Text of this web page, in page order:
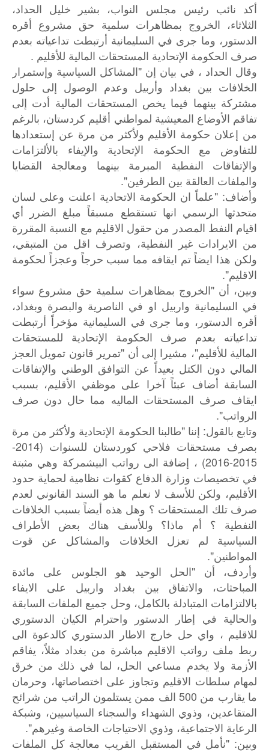
أكد نائب رئيس مجلس النواب، بشير خليل الحداد،
الثلاثاء، الخروج بمظاهرات سلمية حق مشروع أقره
الدستور، وما جرى في السليمانية أرتبطت تداعياته بعدم
صرف الحكومة الإتحادية المستحقات المالية للأقليم .
وقال الحداد ، في بيان إن "المشاكل السياسية وإستمرار
الخلافات بين بغداد وأربيل وعدم الوصول إلى حلول
مشتركة بينهما فيما يخص المستحقات المالية أدت إلى
تفاقم الأوضاع المعيشية لمواطني أقليم كردستان، بالرغم
من إعلان حكومة الأقليم ولأكثر من مرة عن إستعدادها
للتفاوض مع الحكومة الإتحادية والإيفاء بالألتزامات
والإتفاقات النفطية المبرمة بينهما ومعالجة القضايا
والملفات العالقة بين الطرفين".
وأضاف: "علماً ان الحكومة الاتحادية اعلنت وعلى لسان
متحدثها الرسمي انها تستقطع مسبقاً مبلغ الضرر أي
اقيام النفط المصدر من حقول الاقليم مع النسبة المقررة
من الايرادات غير النفطية، وتصرف اقل من المتبقي،
ولكن هذا ايضاً تم ايقافه مما سبب حرجاً وعجزاً لحكومة
الاقليم".
وبين، أن "الخروج بمظاهرات سلمية حق مشروع سواء
في السليمانية واربيل او في الناصرية والبصرة وبغداد،
أقره الدستور، وما جرى في السليمانية مؤخراً أرتبطت
تداعياته بعدم صرف الحكومة الإتحادية للمستحقات
المالية للأقليم"، مشيرا إلى أن "تمرير قانون تمويل العجز
المالي دون الكتل بعيداً عن التوافق الوطني والإتفاقات
السابقة أضاف عبئاً آخرا على موظفي الأقليم، بسبب
ايقاف صرف المستحقات الماليه مما حال دون صرف
الرواتب".
وتابع بالقول: إننا "طالبنا الحكومة الإتحادية ولأكثر من مرة
بصرف مستحقات فلاحي كوردستان للسنوات (2014-
2015-2016) ، إضافة الى رواتب البيشمركة وهي مثبتة
في تخصيصات وزارة الدفاع كقوات نظامية لحماية حدود
الأقليم، ولكن للأسف لا نعلم ما هو السند القانوني لعدم
صرف تلك المستحقات ؟ وهل هذه أيضاً بسبب الخلافات
النفطية ؟ أم ماذا؟ وللأسف هناك بعض الأطراف
السياسية لم تعزل الخلافات والمشاكل عن قوت
المواطنين".
وأردف، أن "الحل الوحيد هو الجلوس على مائدة
المباحثات، والاتفاق بين بغداد واربيل على الايفاء
بالالتزامات المتبادلة بالكامل، وحل جميع الملفات السابقة
والحالية في إطار الدستور واحترام الكيان الدستوري
للاقليم ، واي حل خارج الاطار الدستوري كالدعوة الى
ربط ملف رواتب الاقليم مباشرة من بغداد مثلاً، يفاقم
الأزمة ولا يخدم مساعي الحل، لما في ذلك من خرق
لمهام سلطات الاقليم وتجاوز على اختصاصاتها، وحرمان
ما يقارب من 500 الف ممن يستلمون الراتب من شرائح
المتقاعدين، وذوي الشهداء والسجناء السياسيين، وشبكة
الرعاية الاجتماعية، وذوي الاحتياجات الخاصة وغيرهم".
وبين: "نأمل في المستقبل القريب معالجة كل
الملفات